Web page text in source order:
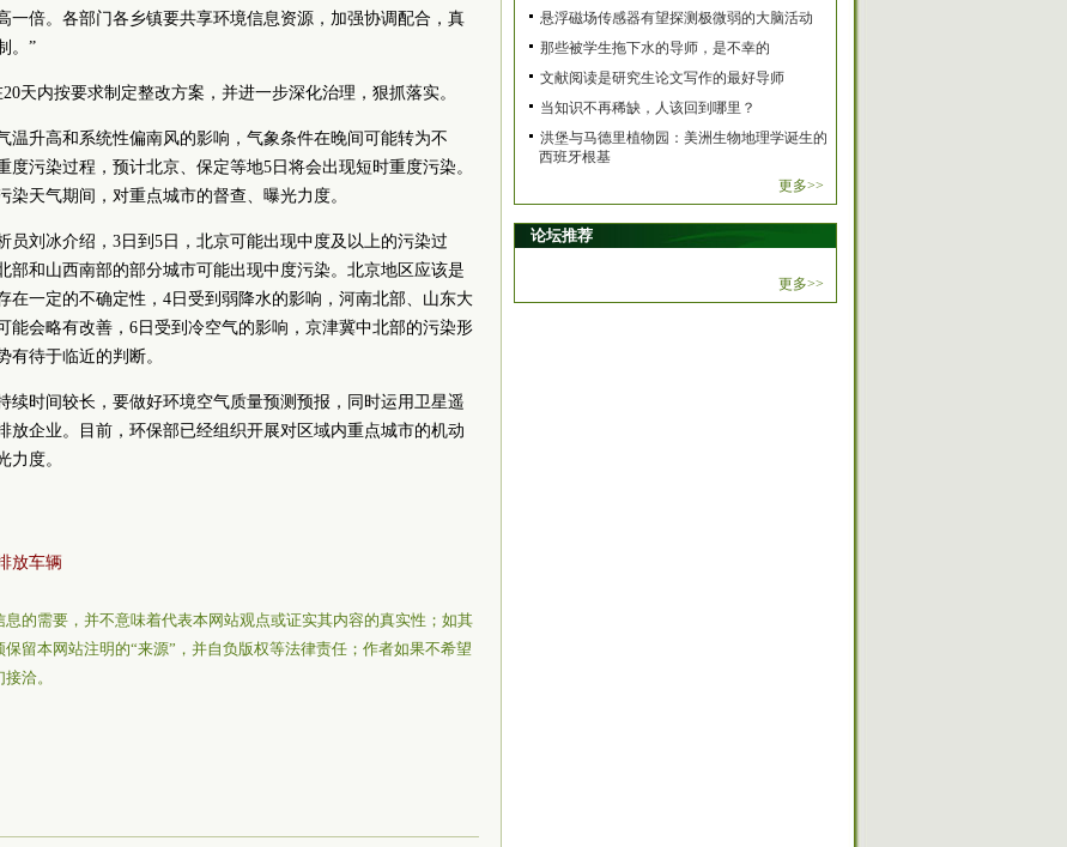
一倍。各部门各乡镇要共享环境信息资源，加强协调配合，真
。”
天内按要求制定整改方案，并进一步深化治理，狠抓落实。
温升高和系统性偏南风的影响，气象条件在晚间可能转为不
污染过程，预计北京、保定等地5日将会出现短时重度污染。
天气期间，对重点城市的督查、曝光力度。
员刘冰介绍，3日到5日，北京可能出现中度及以上的污染过
部和山西南部的部分城市可能出现中度污染。北京地区应该是
在一定的不确定性，4日受到弱降水的影响，河南北部、山东大
能会略有改善，6日受到冷空气的影响，京津冀中北部的污染形
待于临近的判断。
续时间较长，要做好环境空气质量预测预报，同时运用卫星遥
放企业。目前，环保部已经组织开展对区域内重点城市的机动
力度。
放车辆
的需要，并不意味着代表本网站观点或证实其内容的真实性；如其
留本网站注明的“来源”，并自负版权等法律责任；作者如果不希望
洽。
悬浮磁场传感器有望探测极微弱的大脑活动
那些被学生拖下水的导师，是不幸的
文献阅读是研究生论文写作的最好导师
当知识不再稀缺，人该回到哪里？
洪堡与马德里植物园：美洲生物地理学诞生的
西班牙根基
更多>>
论坛推荐
更多>>